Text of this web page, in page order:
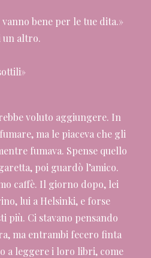
bene per le tue dita.»
un altro.
voluto aggiungere. In
ma le piaceva che gli
fumava. Spense quello
poi guardò l’amico.
caffè. Il giorno dopo, lei
lui a Helsinki, e forse
più. Ci stavano pensando
ma entrambi fecero finta
a leggere i loro libri, come